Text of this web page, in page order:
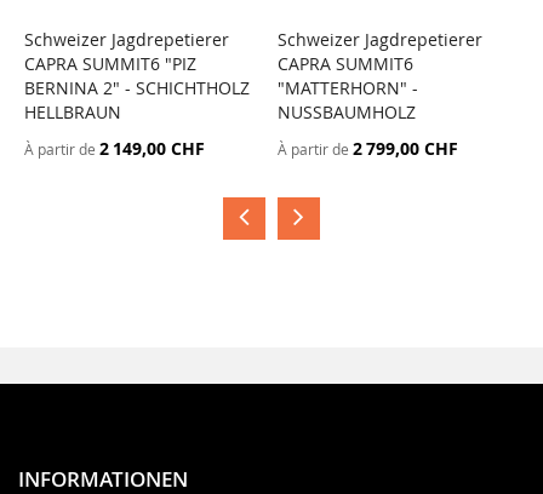
Schweizer Jagdrepetierer
CAPRA SUMMIT6 "PIZ
BERNINA 2" - SCHICHTHOLZ
HELLBRAUN
À partir de 2 149,00 CHF
Schweizer Jagdrepetierer
CAPRA SUMMIT6
"MATTERHORN" -
NUSSBAUMHOLZ
À partir de 2 799,00 CHF
INFORMATIONEN